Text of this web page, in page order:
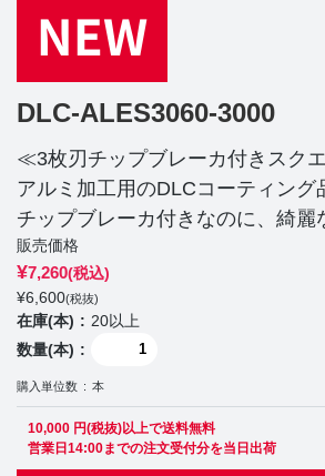
DLC-ALES3060-3000
≪3枚刃チップブレーカ付きスク
アルミ加工用のDLCコーティング
チップブレーカ付きなのに、綺麗
販売価格
¥7,260(税込)
¥6,600(税抜)
在庫(本)
20以上
数量(本)
購入単位数 本
10,000 円(税抜)以上で送料無料
営業日14:00までの注文受付分を当日出荷